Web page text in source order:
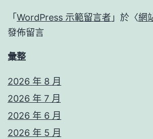
「 WordPress 示範留言者 」於〈網
發佈留言
彙整
2026 年 8 月
2026 年 7 月
2026 年 6 月
2026 年 5 月